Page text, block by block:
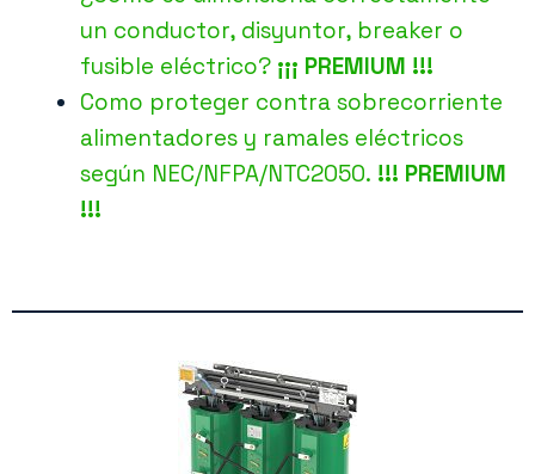
un conductor, disyuntor, breaker o
fusible eléctrico? ¡¡¡ PREMIUM !!!
Como proteger contra sobrecorriente
alimentadores y ramales eléctricos
según NEC/NFPA/NTC2050. !!! PREMIUM
!!!